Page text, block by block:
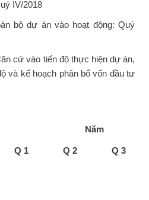
IV/2018
bộ dự án vào hoạt động: Quý
cứ vào tiến độ thực hiện dự án,
và kế hoạch phân bổ vốn đầu tư
Năm
Q 1 Q 2 Q 3